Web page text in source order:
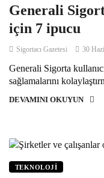
Generali
için 7 ipucu
Sigortacı Gazetesi 30
Generali Sigorta
sağlamalarını
DEVAMINI OKUYUN
TEKNOLOJI